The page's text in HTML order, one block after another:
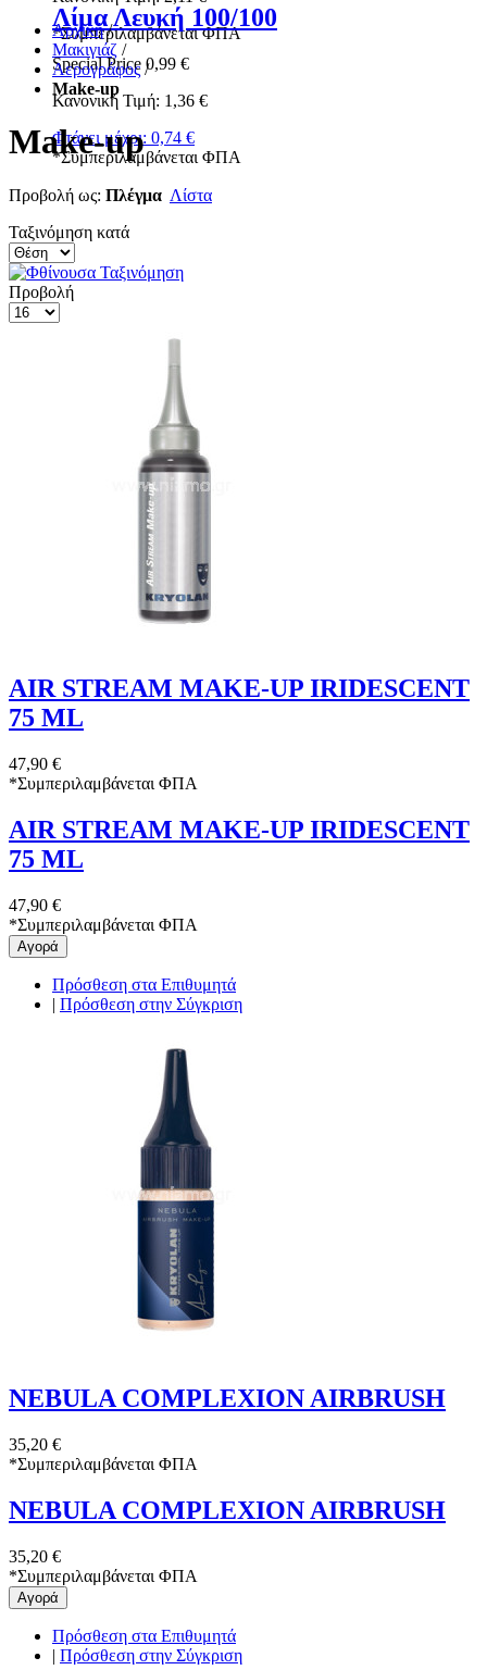
*Συμπεριλαμβάνεται ΦΠΑ
Λίμα Λευκή 100/100
Special Price 0,99 €
Κανονική Τιμή: 1,36 €
Φτάνει μέχρι: 0,74 €
*Συμπεριλαμβάνεται ΦΠΑ
Αρχική /
Μακιγιάζ /
Αερογράφος /
Make-up
Make-up
Προβολή ως: Πλέγμα Λίστα
Ταξινόμηση κατά
Προβολή
AIR STREAM MAKE-UP IRIDESCENT
75 ML
47,90 €
*Συμπεριλαμβάνεται ΦΠΑ
AIR STREAM MAKE-UP IRIDESCENT
75 ML
47,90 €
*Συμπεριλαμβάνεται ΦΠΑ
Αγορά
Πρόσθεση στα Επιθυμητά
| Πρόσθεση στην Σύγκριση
NEBULA COMPLEXION AIRBRUSH
35,20 €
*Συμπεριλαμβάνεται ΦΠΑ
NEBULA COMPLEXION AIRBRUSH
35,20 €
*Συμπεριλαμβάνεται ΦΠΑ
Αγορά
Πρόσθεση στα Επιθυμητά
| Πρόσθεση στην Σύγκριση